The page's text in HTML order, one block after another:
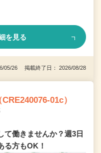
を見る
05/26 掲載終了日： 2026/08/28
01c）
て働きませんか？週3日
る方もOK！